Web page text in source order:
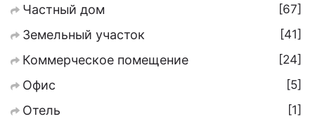
Частный дом
67
Земельный участок
41
Коммерческое помещение
24
Офис
5
Отель
1